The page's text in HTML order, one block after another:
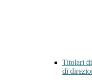
Titolari
di